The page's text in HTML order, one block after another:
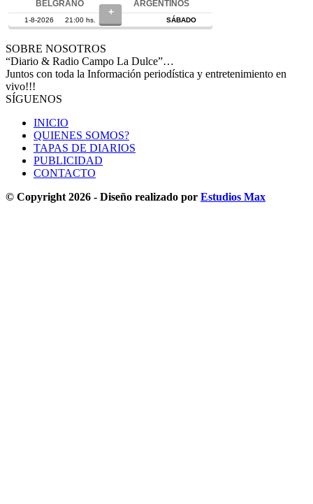
SOBRE NOSOTROS
“Diario & Radio Campo La Dulce”…
Juntos con toda la Información periodística y entretenimiento en
vivo!!!
SÍGUENOS
INICIO
QUIENES SOMOS?
TAPAS DE DIARIOS
PUBLICIDAD
CONTACTO
© Copyright 2026 - Diseño realizado por Estudios Max